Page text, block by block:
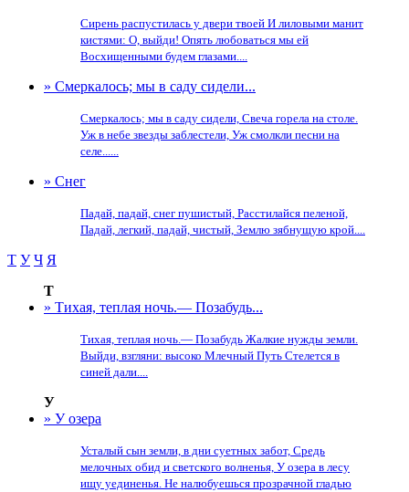
Сирень распустилась у двери твоей И лиловыми манит
кистями: О, выйди! Опять любоваться мы ей
Восхищенными будем глазами....
» Смеркалось; мы в саду сидели...
Смеркалось; мы в саду сидели, Свеча горела на столе.
Уж в небе звезды заблестели, Уж смолкли песни на
селе......
» Снег
Падай, падай, снег пушистый, Расстилайся пеленой,
Падай, легкий, падай, чистый, Землю зябнущую крой....
Т У Ч Я
Т
» Тихая, теплая ночь.— Позабудь...
Тихая, теплая ночь.— Позабудь Жалкие нужды земли.
Выйди, взгляни: высоко Млечный Путь Стелется в
синей дали....
У
» У озера
Усталый сын земли, в дни суетных забот, Средь
мелочных обид и светского волненья, У озера в лесу
ищу уединенья. Не налюбуешься прозрачной гладью